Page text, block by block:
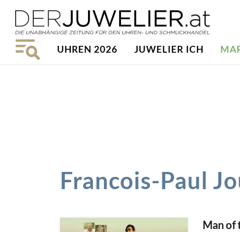
UHREN 2026 JUWELIER ICH
Francois-Paul
Man of